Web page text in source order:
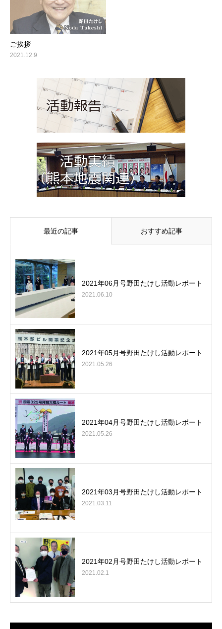
ご挨拶
2021.12.9
最近の記事 おすすめ記事
2021年06月号野田たけし活動レポート
2021.06.10
2021年05月号野田たけし活動レポート
2021.05.26
2021年04月号野田たけし活動レポート
2021.05.26
2021年03月号野田たけし活動レポート
2021.03.11
2021年02月号野田たけし活動レポート
2021.02.1